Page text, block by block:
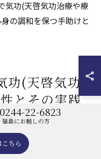
気功(天啓気功治療や療
の調和を保つ手助けと
功(天啓気功
とその実践
0244-22-6823
福島にお越しの方
ちら